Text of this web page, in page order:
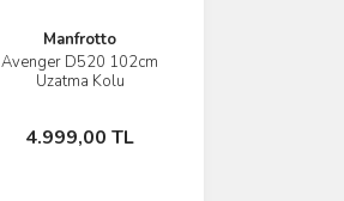
Manfrotto
Avenger D520 102cm
Uzatma Kolu
4.999,00 TL
Görüntüle
Sepete Ekle